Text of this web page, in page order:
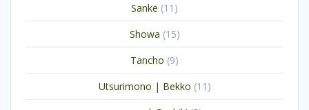
Sanke 11 11
producten
Showa 1515
producten
Tancho 99
producten
Utsurimono | Bekko 11 11
producten